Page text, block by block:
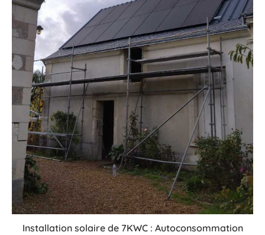
Installation solaire de 7KWC : Autoconsommation